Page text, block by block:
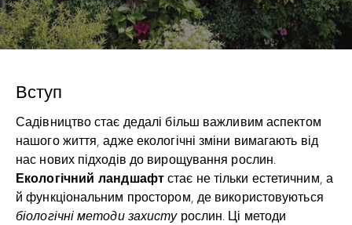
Вступ
Садівництво стає дедалі більш важливим аспектом
нашого життя, адже екологічні зміни вимагають від
нас нових підходів до вирощування рослин.
Екологічний ландшафт стає не тільки естетичним, а
й функціональним простором, де використовуються
біологічні методи захистурослин. Ці методи